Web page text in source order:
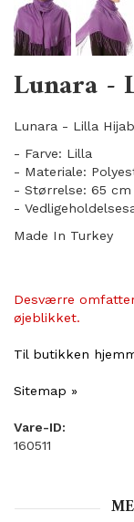
Lunara -
Lunara - Lilla
- Farve: Lilla
- Materiale:
- Størrelse: 65 cm
-
Made In Turkey
Desværre
øjeblikket.
Til butikken
Sitemap »
Vare-ID:
160511